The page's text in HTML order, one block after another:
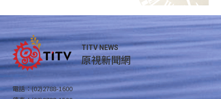
TITV NEWS
原視新聞網
電話：(02)2788-1600